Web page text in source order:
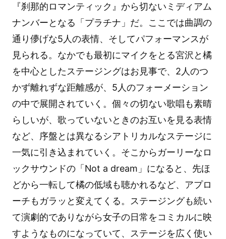
『刹那的ロマンティック』から切ないミディアム
ナンバーとなる「プラチナ」だ。ここでは曲調の
通り儚げな5人の表情、そしてパフォーマンスが
見られる。なかでも最初にマイクをとる宮沢と橘
を中心としたステージングはお見事で、2人のつ
かず離れずな距離感が、5人のフォーメーション
の中で展開されていく。個々の切ない歌唱も素晴
らしいが、歌っていないときのお互いを見る表情
など、序盤とは異なるシアトリカルなステージに
一気に引き込まれていく。そこからガーリーなロ
ックサウンドの「Not a dream」になると、先ほ
どから一転して橘の低域も聴かれるなど、アプロ
ーチもガラッと変えてくる。ステージングも続い
て演劇的でありながら女子の日常をコミカルに映
すようなものになっていて、ステージを広く使い